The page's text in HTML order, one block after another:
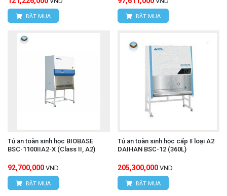
ĐẶT MUA ĐẶT MUA
Tủ an toàn sinh học BIOBASE
BSC-1100IIA2-X (Class II, A2)
92,700,000 VND
ĐẶT MUA
Tủ an toàn sinh học cấp Ⅱ loại A2
DAIHAN BSC-12 (360L)
205,300,000 VND
ĐẶT MUA